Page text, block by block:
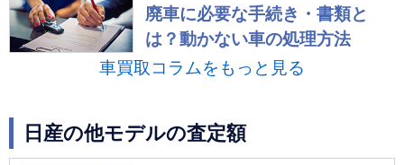
廃車に必要な手続き・書類と
は？動かない車の処理方法
車買取コラムをもっと見る
日産の他モデルの査定額